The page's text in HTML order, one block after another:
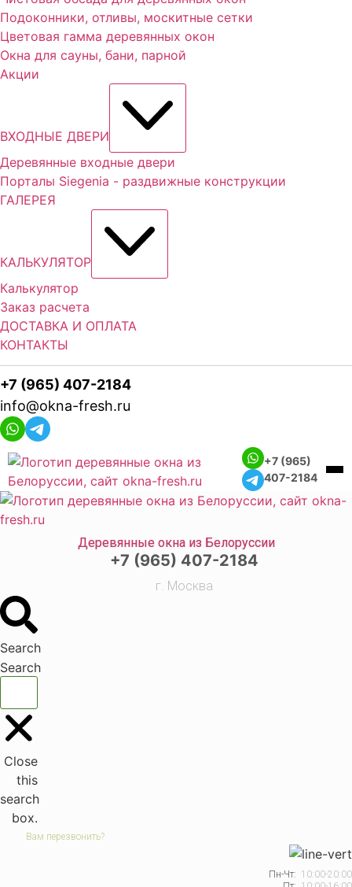
Подоконники, отливы, москитные сетки
Цветовая гамма деревянных окон
Окна для сауны, бани, парной
Акции
ВХОДНЫЕ ДВЕРИ
Деревянные входные двери
Порталы Siegenia - раздвижные конструкции
ГАЛЕРЕЯ
КАЛЬКУЛЯТОР
Калькулятор
Заказ расчета
ДОСТАВКА И ОПЛАТА
КОНТАКТЫ
+7 (965) 407-2184
info@okna-fresh.ru
+7 (965)
407-2184
Деревянные окна из Белоруссии
+7 (965) 407-2184
г. Москва
Search
Search
Close
this
search
box.
Вам перезвонить?
Пн-Чт: 10:00-20:00